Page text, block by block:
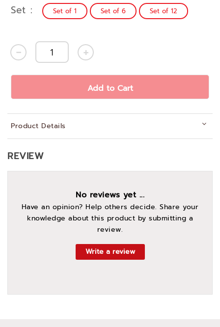
Set Set of 1 Set of 6 Set of 12
Add to Cart
Product Details
REVIEW
No reviews yet ...
Have an opinion? Help others decide. Share your
knowledge about this product by submitting a
review.
Write a review